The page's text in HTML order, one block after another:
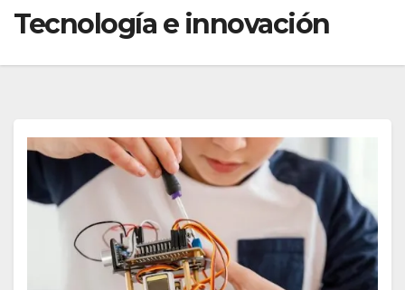
Tecnología e innovación